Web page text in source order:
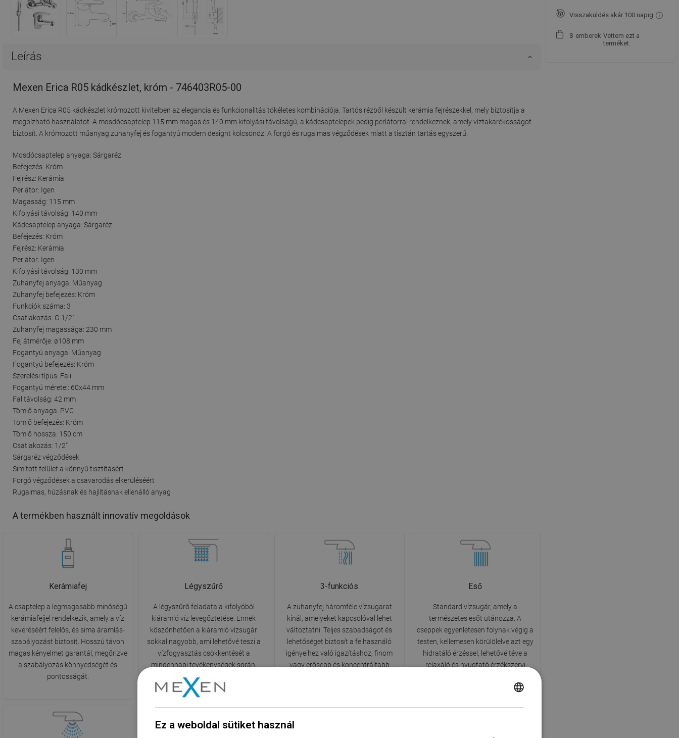
Leírás
Mexen Erica R05 kádkészlet, króm - 746403R05-00
A Mexen Erica R05 kádkészlet krómozott kivitelben az elegancia és funkcionalitás tökéletes kombinációja. Tartós rézből készült kerámia fejrészekkel, mely biztosítja a
megbízható használatot. A mosdócsaptelep 115 mm magas és 140 mm kifolyási távolságú, a kádcsaptelepek pedig perlátorral rendelkeznek, amely víztakarékosságot
biztosít. A krómozott műanyag zuhanyfej és fogantyú modern designt kölcsönöz. A forgó és rugalmas végződések miatt a tisztán tartás egyszerű.
Mosdócsaptelep anyaga: Sárgaréz
Befejezés: Króm
Fejrész: Kerámia
Perlátor: Igen
Magasság: 115 mm
Kifolyási távolság: 140 mm
Kádcsaptelep anyaga: Sárgaréz
Befejezés: Króm
Fejrész: Kerámia
Perlátor: Igen
Kifolyási távolság: 130 mm
Zuhanyfej anyaga: Műanyag
Zuhanyfej befejezés: Króm
Funkciók száma: 3
Csatlakozás: G 1/2"
Zuhanyfej magassága: 230 mm
Fej átmérője: ø108 mm
Fogantyú anyaga: Műanyag
Fogantyú befejezés: Króm
Szerelési típus: Fali
Fogantyú méretei: 60x44 mm
Fal távolság: 42 mm
Tömlő anyaga: PVC
Tömlő befejezés: Króm
Tömlő hossza: 150 cm
Csatlakozás: 1/2"
Sárgaréz végződések
Simított felület a könnyű tisztításért
Forgó végződések a csavarodás elkerüléséért
Rugalmas, húzásnak és hajlításnak ellenálló anyag
A termékben használt innovatív megoldások
Kerámiafej
A csaptelep a legmagasabb minőségű
kerámiafejjel rendelkezik, amely a víz
keveréséért felelős, és sima áramlás-
szabályozást biztosít. Hosszú távon
magas kényelmet garantál, megőrizve
a szabályozás könnyedségét és
pontosságát.
Légyszűrő
A légyszűrő feladata a kifolyóból
kiáramló víz levegőztetése. Ennek
köszönhetően a kiáramló vízsugár
sokkal nagyobb, ami lehetővé teszi a
vízfogyasztás csökkentését a
mindennapi tevékenységek során,
hozzájárulva a számlák
csökkentéséhez.
3-funkciós
A zuhanyfej háromféle vízsugarat
kínál, amelyeket kapcsolóval lehet
változtatni. Teljes szabadságot és
lehetőséget biztosít a felhasználó
igényeihez való igazításhoz, finom
vagy erősebb és koncentráltabb
Eső
Standard vízsugár, amely a
természetes esőt utánozza. A
cseppek egyenletesen folynak végig a
testen, kellemesen körülölelve azt egy
hidratáló érzéssel, lehetővé téve a
relaxáló és nyugtató érzékszervi
mindennapos fürdés során.
Visszaküldés akár 100 napig
3 emberek Vettem ezt a
terméket.
Ez a weboldal sütiket használ